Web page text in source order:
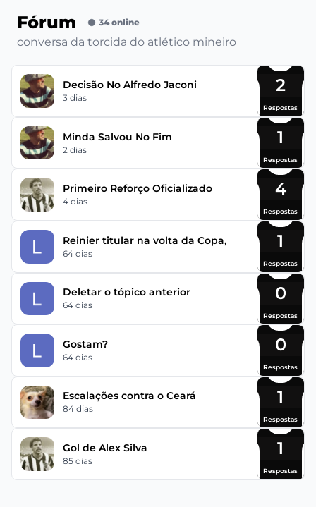
Fórum 34 online
conversa da torcida do atlético mineiro
Decisão No Alfredo Jaconi
3 dias
2
Respostas
Minda Salvou No Fim
2 dias
1
Respostas
Primeiro Reforço Oficializado
4 dias
4
Respostas
Reinier titular na volta da Copa,
64 dias
1
Respostas
Deletar o tópico anterior
64 dias
0
Respostas
Gostam?
64 dias
0
Respostas
Escalações contra o Ceará
84 dias
1
Respostas
Gol de Alex Silva
85 dias
1
Respostas